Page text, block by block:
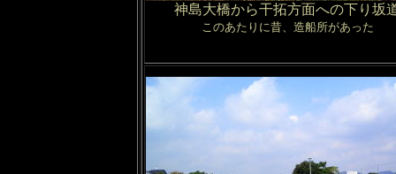
神島大橋から干拓方面への下り坂
このあたりに昔、造船所があった